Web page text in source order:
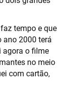
tempo e que
ano 2000 terá
agora o filme
no meio
com cartão,